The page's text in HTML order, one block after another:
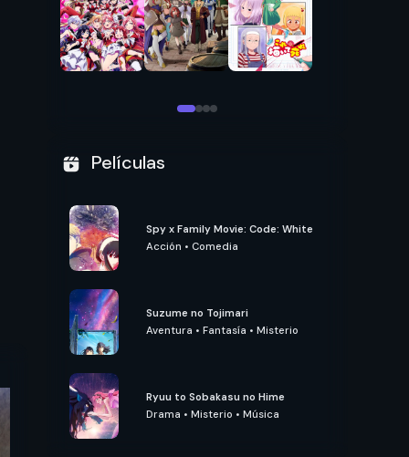
Películas
Spy x Family Movie: Code: White
Acción • Comedia
Suzume no Tojimari
Aventura • Fantasía • Misterio
Ryuu to Sobakasu no Hime
Drama • Misterio • Música